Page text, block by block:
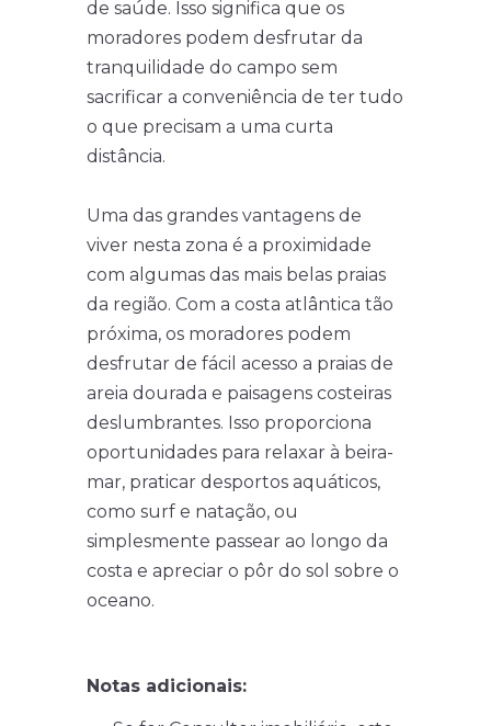
de saúde. Isso significa que os
moradores podem desfrutar da
tranquilidade do campo sem
sacrificar a conveniência de ter tudo
o que precisam a uma curta
distância.
Uma das grandes vantagens de
viver nesta zona é a proximidade
com algumas das mais belas praias
da região. Com a costa atlântica tão
próxima, os moradores podem
desfrutar de fácil acesso a praias de
areia dourada e paisagens costeiras
deslumbrantes. Isso proporciona
oportunidades para relaxar à beira-
mar, praticar desportos aquáticos,
como surf e natação, ou
simplesmente passear ao longo da
costa e apreciar o pôr do sol sobre o
oceano.
Notas adicionais: